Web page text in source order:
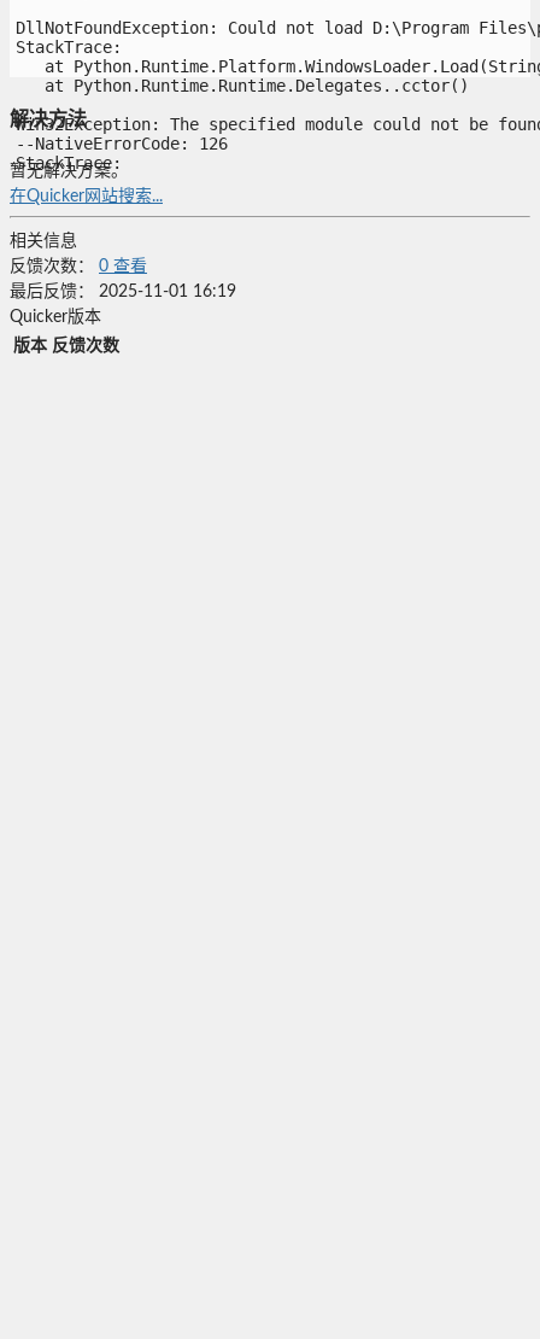
DllNotFoundException: Could not load D:\Program
StackTrace:
at
   at Python.Runtime.Runtime.Delegates..cctor()
Win32Exception: The specified module could not be
--NativeErrorCode: 126
StackTrace:
解决方法
暂无解决方案。
在Quicker网站搜索...
相关信息
反馈次数：
0 查看
最后反馈：
2025-11-01 16:19
Quicker版本
版本 反馈次数